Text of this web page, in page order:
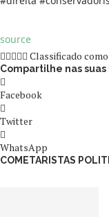
source
 Classificado como
Compartilhe nas suas
Facebook
Twitter
WhatsApp
COMETARISTAS